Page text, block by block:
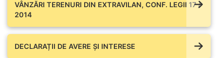
VÂNZĂRI TERENURI DIN EXTRAVILAN, CONF. LEGII 17 /
2014
DECLARAȚII DE AVERE ŞI INTERESE